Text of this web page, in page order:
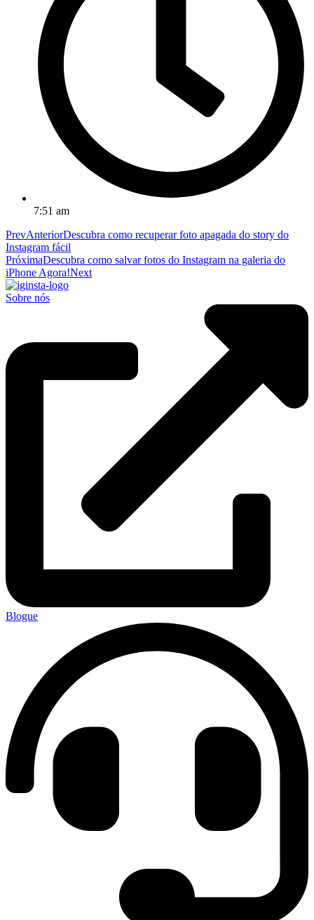
7:51 am
PrevAnteriorDescubra como recuperar foto apagada do story do
Instagram fácil
PróximaDescubra como salvar fotos do Instagram na galeria do
iPhone Agora!Next
Sobre nós
Blogue